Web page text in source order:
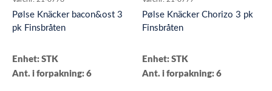
Pølse Knäcker bacon&ost 3
pk Finsbråten
Enhet: STK
Ant. i forpakning: 6
Pølse Knäcker Chorizo 3 pk
Finsbråten
Enhet: STK
Ant. i forpakning: 6